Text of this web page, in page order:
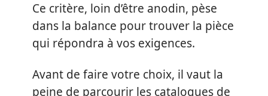
Ce critère, loin d’être anodin, pèse
dans la balance pour trouver la pièce
qui répondra à vos exigences.
Avant de faire votre choix, il vaut la
peine de parcourir les catalogues de